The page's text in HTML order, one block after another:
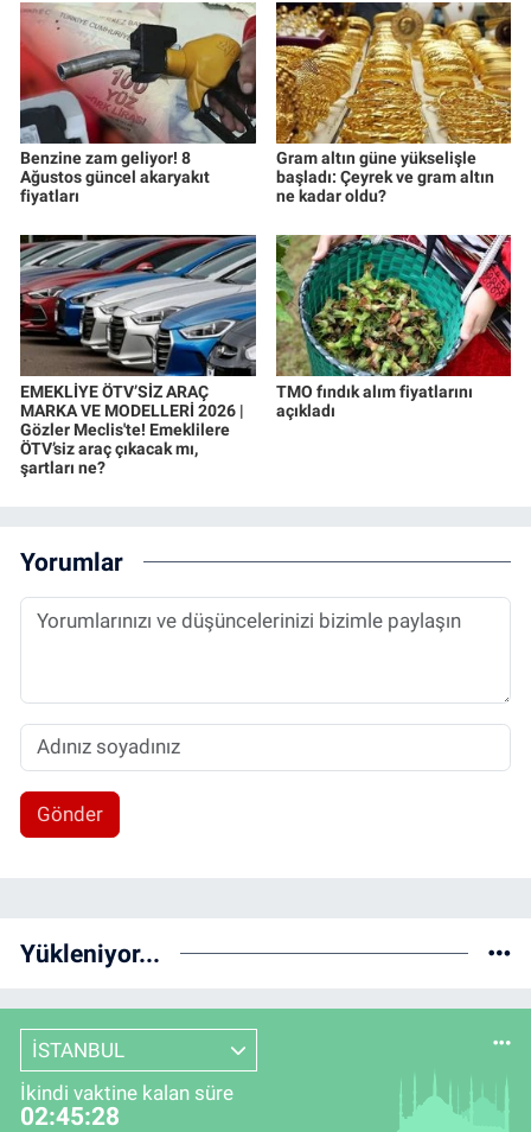
Benzine zam geliyor! 8
Ağustos güncel akaryakıt
fiyatları
Gram altın güne yükselişle
başladı: Çeyrek ve gram altın
ne kadar oldu?
EMEKLİYE ÖTV’SİZ ARAÇ
MARKA VE MODELLERİ 2026 |
Gözler Meclis'te! Emeklilere
ÖTV’siz araç çıkacak mı,
şartları ne?
TMO fındık alım fiyatlarını
açıkladı
Yorumlar
Gönder
Yükleniyor...
İSTANBUL
İkindi vaktine kalan süre
02:45:27